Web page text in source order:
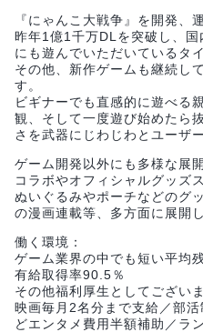
『にゃんこ大戦争』を開発、
昨年1億1千万DLを突破し、
にも遊んでいただいているタ
その他、新作ゲームも継続し
す。
ビギナーでも直感的に遊べる
観、そして一度遊び始めたら
さを武器にじわじわとユーザ
ゲーム開発以外にも多様な展
コラボやオフィシャルグッズ
ぬいぐるみやポーチなどのグ
の漫画連載等、多方面に展開
働く環境：
ゲーム業界の中でも短い平均
有給取得率90.5％
その他福利厚生としてござい
映画毎月2名分まで支給／部
どエンタメ費用半額補助／ラ